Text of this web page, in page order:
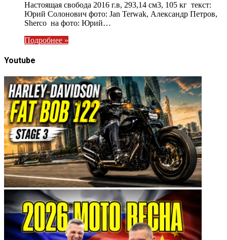
Настоящая свобода 2016 г.в, 293,14 см3, 105 кг текст:
Юрий Солонович фото: Jan Terwak, Александр Петров,
Sherco на фото: Юрий…
Подробнее »
Youtube